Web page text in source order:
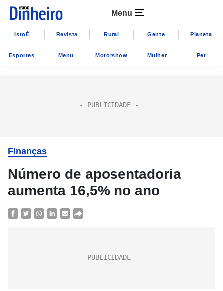
Menu
IstoÉ Revista Rural Gente Planeta
Esportes Menu Motorshow Mulher Pet
Finanças
Número de aposentadoria
aumenta 16,5% no ano